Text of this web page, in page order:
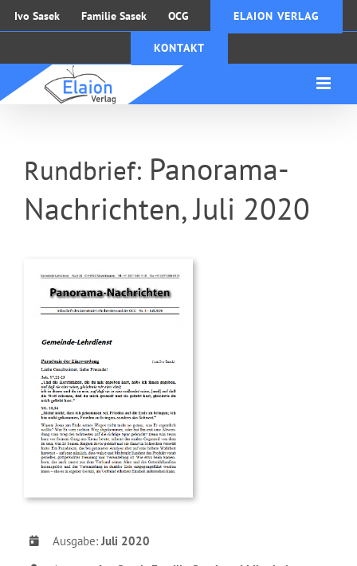
Zum
Inhalt
Ivo Sasek Familie Sasek OCG ELAION VERLAG
KONTAKT
Rundbrief: Panorama-
Nachrichten, Juli 2020
Ausgabe:Juli 2020